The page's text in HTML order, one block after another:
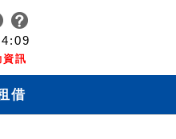
訊
借